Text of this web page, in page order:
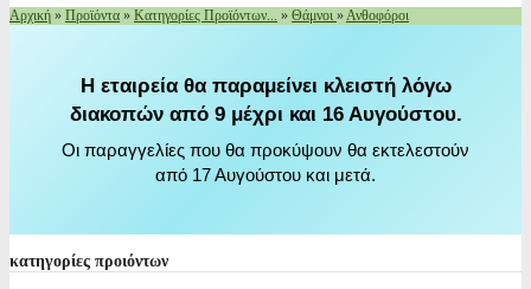
Αρχική » Προϊόντα » Κατηγορίες Προϊόντων... » Θάμνοι »Ανθοφόροι
Η εταιρεία θα παραμείνει κλειστή λόγω
διακοπών από 9 μέχρι και 16 Αυγούστου.
Οι παραγγελίες που θα προκύψουν θα εκτελεστούν
από 17 Αυγούστου και μετά.
κατηγορίες προιόντων